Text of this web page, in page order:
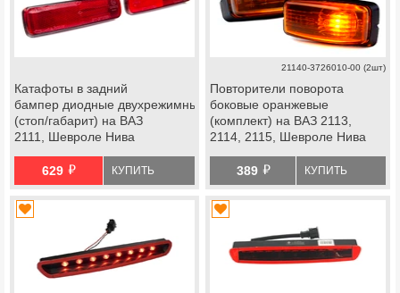
Катафоты в задний
бампер диодные двухрежимные
(стоп/габарит) на ВАЗ
2111, Шевроле Нива
629 й КУПИТЬ
21140-3726010-00 (2шт)
Повторители поворота
боковые оранжевые
(комплект) на ВАЗ 2113,
2114, 2115, Шевроле Нива
389 й КУПИТЬ